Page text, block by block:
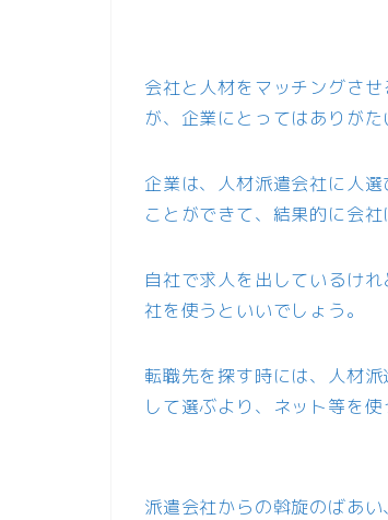
会社と人材をマッチングさ
が、企業にとってはありがた
企業は、人材派遣会社に人
ことができて、結果的に会社
自社で求人を出しているけ
社を使うといいでしょう。
転職先を探す時には、人材
して選ぶより、ネット等を使
派遣会社からの斡旋のばあ